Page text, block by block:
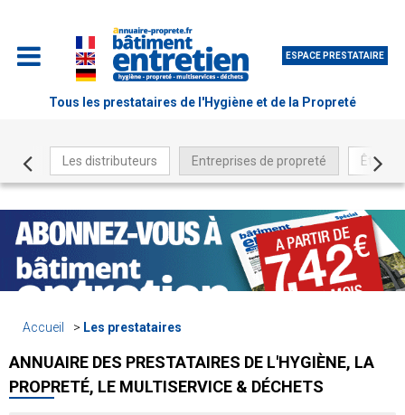
ESPACE PRESTATAIRE
Tous les prestataires de l'Hygiène et de la Propreté
Les distributeurs Entreprises de propreté Être
Accueil Les prestataires
ANNUAIRE DES PRESTATAIRES DE L'HYGIÈNE, LA
PROPRETÉ, LE MULTISERVICE & DÉCHETS